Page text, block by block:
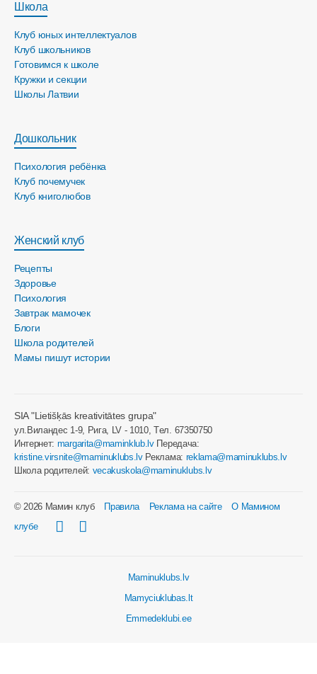
Школа
Клуб юных интеллектуалов
Клуб школьников
Готовимся к школе
Кружки и секции
Школы Латвии
Дошкольник
Психология ребёнка
Клуб почемучек
Клуб книголюбов
Женский клуб
Рецепты
Здоровье
Психология
Завтрак мамочек
Блоги
Школа родителей
Мамы пишут истории
SIA "Lietišķās kreativitātes grupa"
ул.Виландес 1-9, Рига, LV - 1010, Tел. 67350750
Интернет: margarita@maminklub.lvПередача:
kristine.virsnite@maminuklubs.lvРеклама: reklama@maminuklubs.lv
Школа родителей: vecakuskola@maminuklubs.lv
© 2026 Мамин клуб Правила Реклама на сайте
О Мамином
клубе
Maminuklubs.lv
Mamyciuklubas.lt
Emmedeklubi.ee